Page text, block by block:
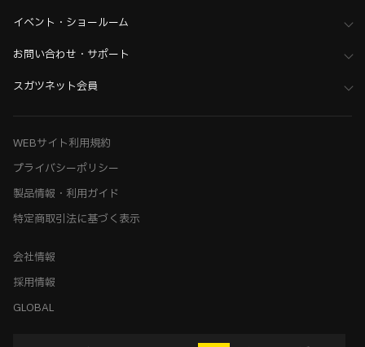
イベント・ショールーム
お問い合わせ・サポート
スガツネット会員
WEBサイト利用規約
プライバシーポリシー
製品情報・利用ガイド
特定商取引法に基づく表示
会社情報
採用情報
GLOBAL